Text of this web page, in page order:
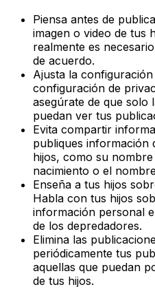
Piensa antes de
imagen o video de tus
realmente es
de acuerdo.
Ajusta la
configuración de
asegúrate de que solo
puedan ver tus
Evita compartir
publiques información
hijos, como su
nacimiento o el
Enseña a tus hijos
Habla con tus hijos
información personal
de los depredadores.
Elimina las
periódicamente tus
aquellas que puedan
de tus hijos.